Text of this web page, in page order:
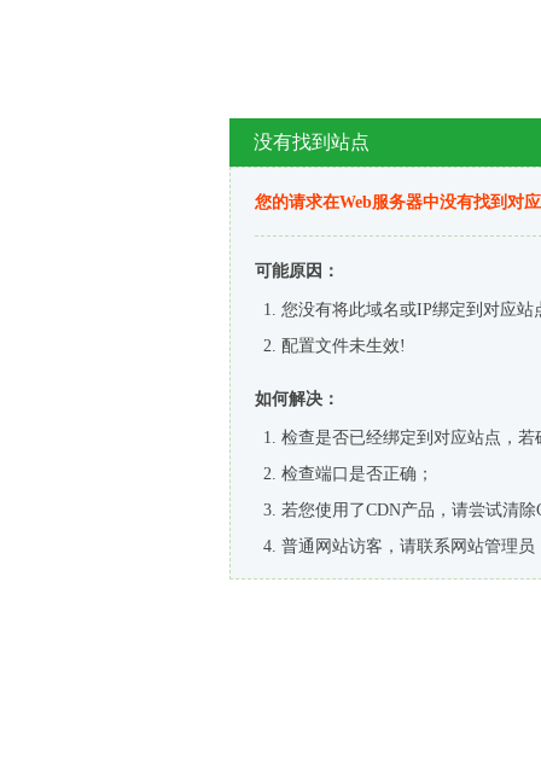
没有找到站点
您的请求在Web服务器中没有找到对
可能原因：
您没有将此域名或IP绑定到对应站
配置文件未生效!
如何解决：
检查是否已经绑定到对应站点，
检查端口是否正确；
若您使用了CDN产品，请尝试清除
普通网站访客，请联系网站管理员